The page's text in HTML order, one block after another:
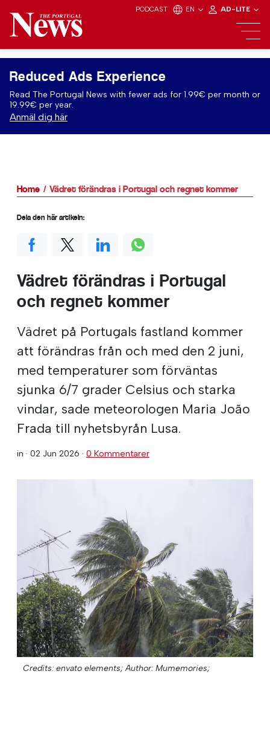
PODCAST EN AD-LITE
Reduced Ads Experience
Read The Portugal News with fewer ads for 1.99€ per month or
19.99€ per year.
Anmäl dig här
Home Vädret förändras i Portugal och regnet kommer
Vädret förändras i Portugal
och regnet kommer
Vädret på Portugals fastland kommer
att förändras från och med den 2 juni,
med temperaturer som förväntas
sjunka 6/7 grader Celsius och starka
vindar, sade meteorologen Maria João
Frada till nyhetsbyrån Lusa.
in · 02 Jun 2026 · 0 Kommentarer
Credits: envato elements; Author: Mumemories;
Dela den här artikeln: